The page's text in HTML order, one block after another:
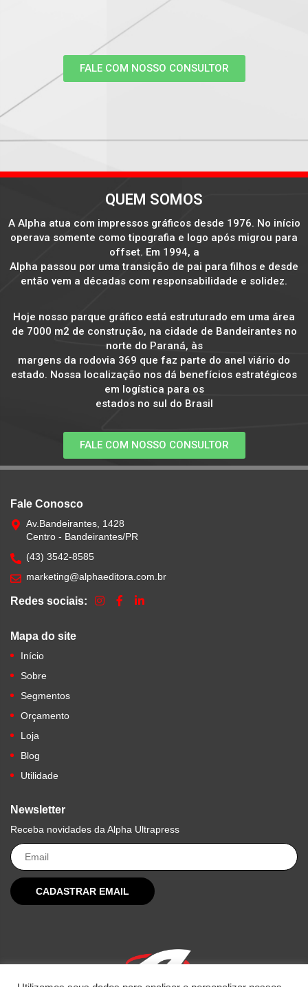
FALE COM NOSSO CONSULTOR
QUEM SOMOS
A Alpha atua com impressos gráficos desde 1976. No início
operava somente como tipografia e logo após migrou para
offset. Em 1994, a
Alpha passou por uma transição de pai para filhos e desde
então vem a décadas com responsabilidade e solidez.
Hoje nosso parque gráfico está estruturado em uma área
de 7000 m2 de construção, na cidade de Bandeirantes no
norte do Paraná, às
margens da rodovia 369 que faz parte do anel viário do
estado. Nossa localização nos dá benefícios estratégicos
em logística para os
estados no sul do Brasil
FALE COM NOSSO CONSULTOR
Fale Conosco
Av.Bandeirantes, 1428
Centro - Bandeirantes/PR
(43) 3542-8585
marketing@alphaeditora.com.br
Redes sociais:
Mapa do site
Início
Sobre
Segmentos
Orçamento
Loja
Blog
Utilidade
Newsletter
Receba novidades da Alpha Ultrapress